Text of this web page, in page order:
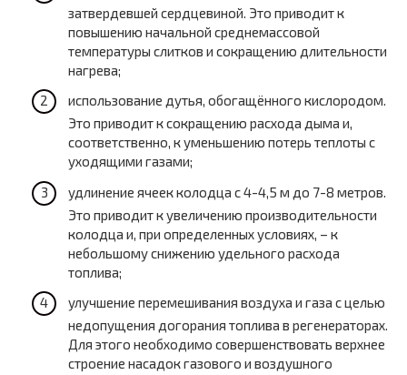
затвердевшей сердцевиной. Это приводит к
повышению начальной среднемассовой
температуры слитков и сокращению длительности
нагрева;
использование дутья, обогащённого кислородом.
Это приводит к сокращению расхода дыма и,
соответственно, к уменьшению потерь теплоты с
уходящими газами;
удлинение ячеек колодца с 4-4,5 м до 7-8 метров.
Это приводит к увеличению производительности
колодца и, при определенных условиях, – к
небольшому снижению удельного расхода
топлива;
улучшение перемешивания воздуха и газа с целью
недопущения догорания топлива в регенераторах.
Для этого необходимо совершенствовать верхнее
строение насадок газового и воздушного